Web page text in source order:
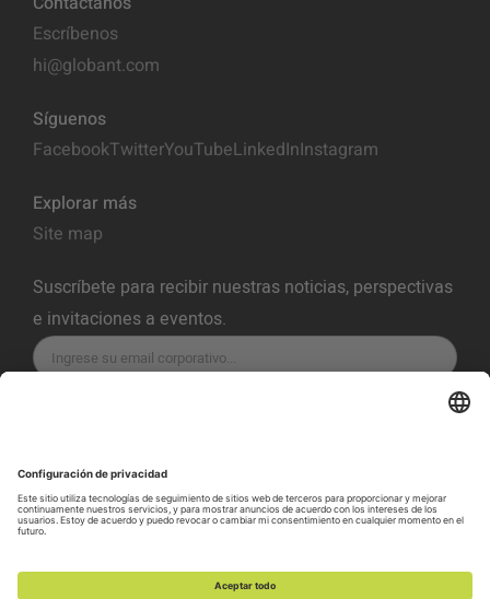
Escríbenos
hi@globant.com
Síguenos
FacebookTwitterYouTubeLinkedInInstagram
Explorar más
Site map
Suscríbete para recibir nuestras noticias, perspectivas
e invitaciones a eventos.
Política de Privacidad
Política de Cookies